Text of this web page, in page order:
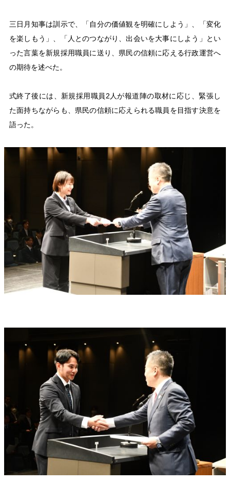
三日月知事は訓示で、「自分の価値観を明確にしよう」、「変化
を楽しもう」、「人とのつながり、出会いを大事にしよう」とい
った言葉を新規採用職員に送り、県民の信頼に応える行政運営へ
の期待を述べた。
式終了後には、新規採用職員2人が報道陣の取材に応じ、緊張し
た面持ちながらも、県民の信頼に応えられる職員を目指す決意を
語った。